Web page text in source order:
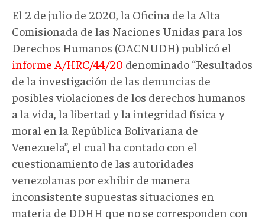
El 2 de julio de 2020, la Oficina de la Alta
Comisionada de las Naciones Unidas para los
Derechos Humanos (OACNUDH) publicó el
informe A/HRC/44/20 denominado “Resultados
de la investigación de las denuncias de
posibles violaciones de los derechos humanos
a la vida, la libertad y la integridad física y
moral en la República Bolivariana de
Venezuela”, el cual ha contado con el
cuestionamiento de las autoridades
venezolanas por exhibir de manera
inconsistente supuestas situaciones en
materia de DDHH que no se corresponden con